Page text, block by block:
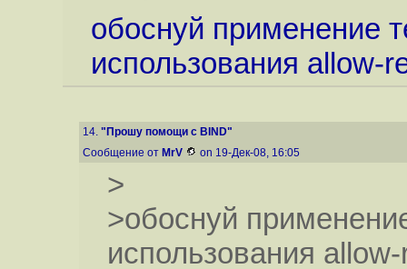
обоснуй применение
использования allow-
14. "Прошу помощи с BIND"
Сообщение от MrV on 19-Дек-08, 16:05
>
>обоснуй
использования